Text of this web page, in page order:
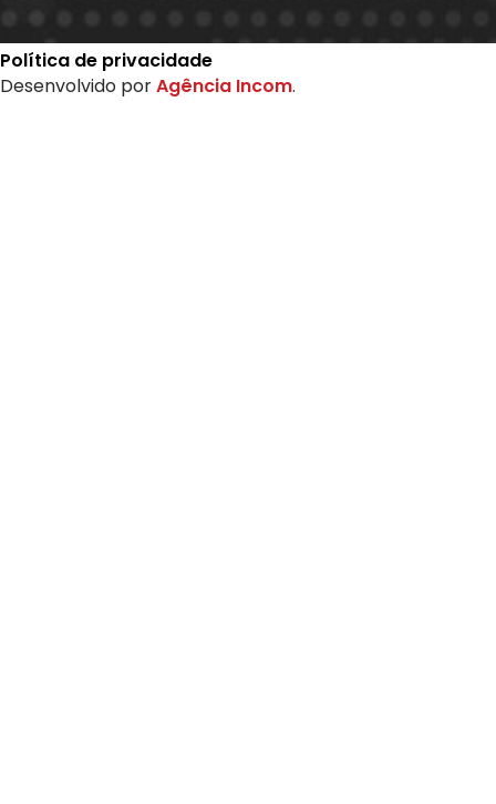
Política de privacidade
Desenvolvido porAgência Incom.